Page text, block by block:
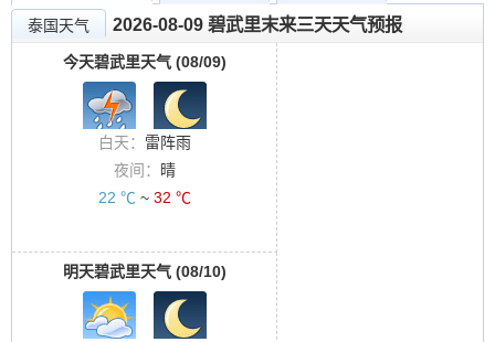
泰国天气
2026-08-09 碧武里末来三天天气预报
今天碧武里天气 (08/09)
白天： 雷阵雨
夜间：
晴
22 ℃ ~ 32 ℃
明天碧武里天气 (08/10)